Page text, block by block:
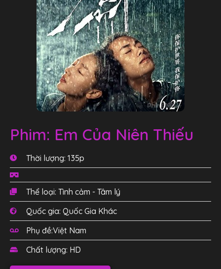
Phim: Em Của Niên Thiếu
Thời lượng: 135p
Thể loại: Tình cảm - Tâm lý
Quốc gia: Quốc Gia Khác
Phụ đề:Việt Nam
Chất lượng: HD